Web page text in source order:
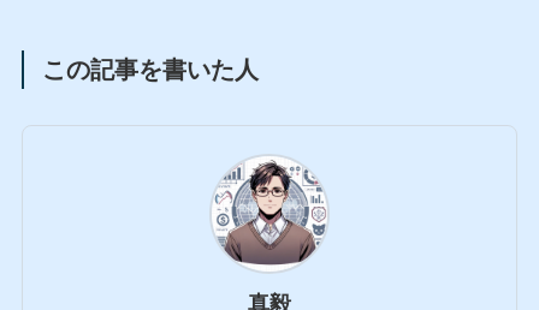
この記事を書いた人
真毅